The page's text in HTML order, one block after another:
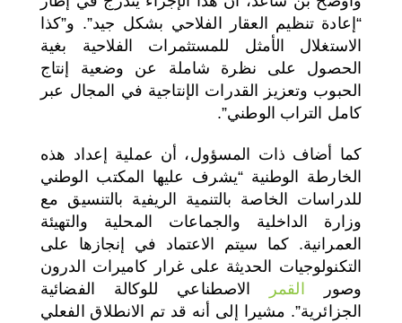
“إعادة تنظيم العقار الفلاحي بشكل جيد”. و”كذا
الاستغلال الأمثل للمستثمرات الفلاحية بغية
الحصول على نظرة شاملة عن وضعية إنتاج
الحبوب وتعزيز القدرات الإنتاجية في المجال عبر
كامل التراب الوطني”.
كما أضاف ذات المسؤول، أن عملية إعداد هذه
الخارطة الوطنية “يشرف عليها المكتب الوطني
للدراسات الخاصة بالتنمية الريفية بالتنسيق مع
وزارة الداخلية والجماعات المحلية والتهيئة
العمرانية. كما سيتم الاعتماد في إنجازها على
التكنولوجيات الحديثة على غرار كاميرات الدرون
وصور القمر
الاصطناعي للوكالة الفضائية
الجزائرية”. مشيرا إلى أنه قد تم الانطلاق الفعلي